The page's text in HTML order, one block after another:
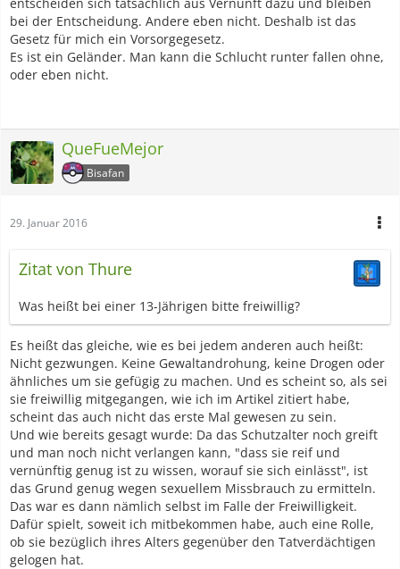
bei der Entscheidung. Andere eben nicht. Deshalb ist das
Gesetz für mich ein Vorsorgegesetz.
Es ist ein Geländer. Man kann die Schlucht runter fallen ohne,
oder eben nicht.
QueFueMejor
Bisafan
29. Januar 2016
Zitat von Thure
Was heißt bei einer 13-Jährigen bitte freiwillig?
Es heißt das gleiche, wie es bei jedem anderen auch heißt:
Nicht gezwungen. Keine Gewaltandrohung, keine Drogen oder
ähnliches um sie gefügig zu machen. Und es scheint so, als sei
sie freiwillig mitgegangen, wie ich im Artikel zitiert habe,
scheint das auch nicht das erste Mal gewesen zu sein.
Und wie bereits gesagt wurde: Da das Schutzalter noch greift
und man noch nicht verlangen kann, "dass sie reif und
vernünftig genug ist zu wissen, worauf sie sich einlässt", ist
das Grund genug wegen sexuellem Missbrauch zu ermitteln.
Das war es dann nämlich selbst im Falle der Freiwilligkeit.
Dafür spielt, soweit ich mitbekommen habe, auch eine Rolle,
ob sie bezüglich ihres Alters gegenüber den Tatverdächtigen
gelogen hat.